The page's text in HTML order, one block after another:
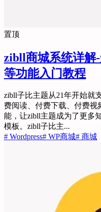
置顶
zibll商城系统详解
等功能入门教程
zibll子比主题从21年开始就
费阅读、付费下载、付费
能，让zibll主题成为了更多
模板。zibll子比主...
# Wordpress# WP商城# 商城